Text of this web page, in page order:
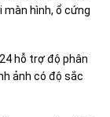
màn hình, ổ cứng
hỗ trợ độ phân
ảnh có độ sắc